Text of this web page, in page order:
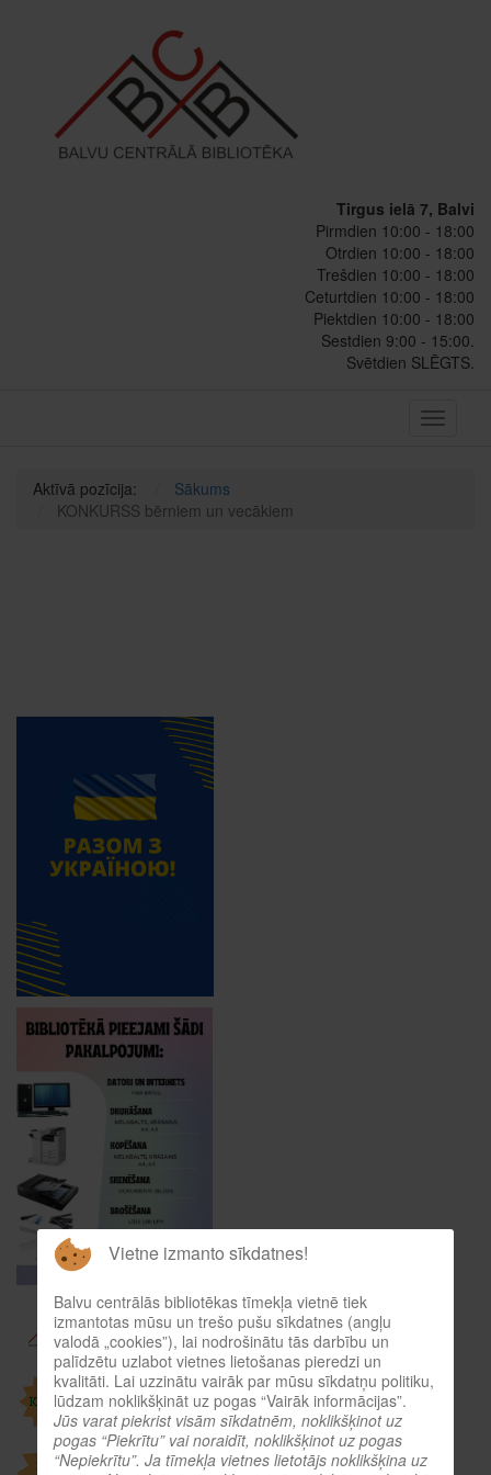
Tirgus ielā 7, Balvi
Pirmdien 10:00 - 18:00
Otrdien 10:00 - 18:00
Trešdien 10:00 - 18:00
Ceturtdien 10:00 - 18:00
Piektdien 10:00 - 18:00
Sestdien 9:00 - 15:00.
Svētdien SLĒGTS.
Toggle
Aktīvā pozīcija:
Sākums
KONKURSS bērniem un vecākiem
Vietne izmanto sīkdatnes!
Balvu centrālās bibliotēkas tīmekļa vietnē tiek
izmantotas mūsu un trešo pušu sīkdatnes (angļu
valodā „cookies”), lai nodrošinātu tās darbību un
palīdzētu uzlabot vietnes lietošanas pieredzi un
kvalitāti. Lai uzzinātu vairāk par mūsu sīkdatņu politiku,
lūdzam noklikšķināt uz pogas “Vairāk informācijas”.
Jūs varat piekrist visām sīkdatnēm, noklikšķinot uz
pogas “Piekrītu” vai noraidīt, noklikšķinot uz pogas
“Nepiekrītu”. Ja tīmekļa vietnes lietotājs noklikšķina uz